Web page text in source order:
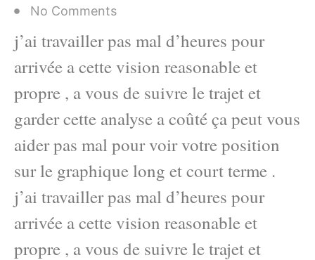
No Comments
j’ai travailler pas mal d’heures pour
arrivée a cette vision reasonable et
propre , a vous de suivre le trajet et
garder cette analyse a coûté ça peut vous
aider pas mal pour voir votre position
sur le graphique long et court terme .
j’ai travailler pas mal d’heures pour
arrivée a cette vision reasonable et
propre , a vous de suivre le trajet et